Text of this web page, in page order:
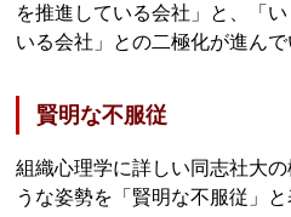
を推進している会社」と、「
いる会社」との二極化が進んで
賢明な不服従
組織心理学に詳しい同志社大
うな姿勢を「賢明な不服従」と